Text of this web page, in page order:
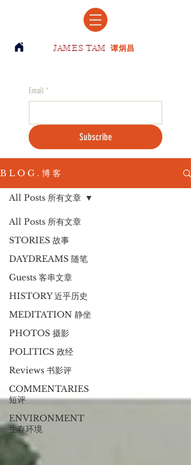
JAMES TAM 谭炳昌
Email *
Subscribe
B L O G . 博 客
All Posts 所有文章
STORIES 故事
DAYDREAMS 随笔
Guests 客串文章
HISTORY 近乎历史
MEDITATION 静坐
PHOTOS 摄影
POLITICS 政经
Reviews 书影评
COMMENTARIES
短评
ENVIRONMENT
生存环境
All Posts 所有文章